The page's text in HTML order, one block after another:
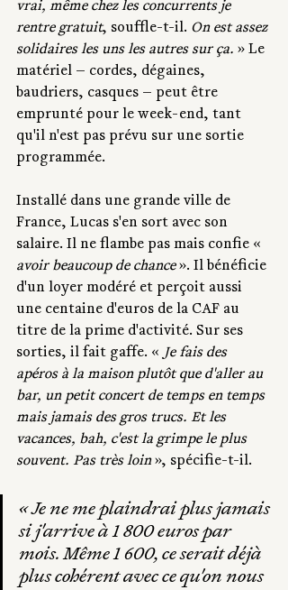
vrai, même chez les concurrents je
rentre gratuit, souffle-t-il. On est assez
solidaires les uns les autres sur ça. » Le
matériel — cordes, dégaines,
baudriers, casques — peut être
emprunté pour le week-end, tant
qu'il n'est pas prévu sur une sortie
programmée.
Installé dans une grande ville de
France, Lucas s'en sort avec son
salaire. Il ne flambe pas mais confie «
avoir beaucoup de chance ». Il bénéficie
d'un loyer modéré et perçoit aussi
une centaine d'euros de la CAF au
titre de la prime d'activité. Sur ses
sorties, il fait gaffe. « Je fais des
apéros à la maison plutôt que d'aller au
bar, un petit concert de temps en temps
mais jamais des gros trucs. Et les
vacances, bah, c'est la grimpe le plus
souvent. Pas très loin », spécifie-t-il.
« Je ne me plaindrai plus jamais
si j'arrive à 1 800 euros par
mois. Même 1 600, ce serait déjà
plus cohérent avec ce qu'on nous